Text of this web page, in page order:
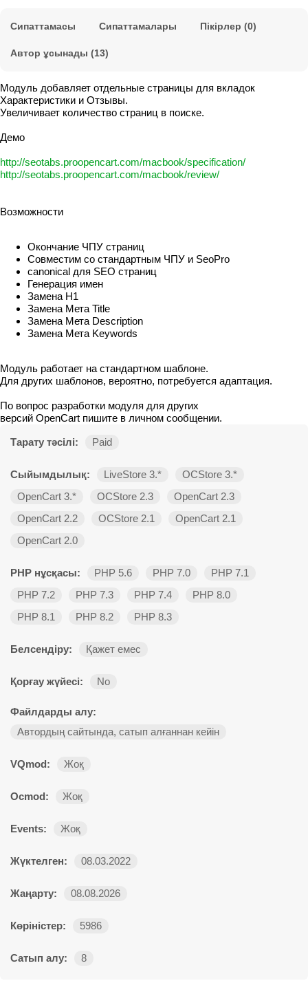
Сипаттамасы Сипаттамалары Пікірлер (0)
Автор ұсынады (13)
Модуль добавляет отдельные страницы для вкладок
Характеристики и Отзывы.
Увеличивает количество страниц в поиске.
Демо
http://seotabs.proopencart.com/macbook/specification/
http://seotabs.proopencart.com/macbook/review/
Возможности
Окончание ЧПУ страниц
Совместим со стандартным ЧПУ и SeoPro
canonical для SEO страниц
Генерация имен
Замена H1
Замена Мета Title
Замена Мета Description
Замена Мета Keywords
Модуль работает на стандартном шаблоне.
Для других шаблонов, вероятно, потребуется адаптация.
По вопрос разработки модуля для других
версий OpenCart пишите в личном сообщении.
Тарату тәсілі: Paid
Сыйымдылық: LiveStore 3.*
OCStore 3.*
OpenCart 3.*
OCStore 2.3
OpenCart 2.3
OpenCart 2.2
OCStore 2.1
OpenCart 2.1
OpenCart 2.0
PHP нұсқасы: PHP 5.6 PHP 7.0
PHP 7.1
PHP 7.2
PHP 7.3 PHP 7.4
PHP 8.0
PHP 8.1
PHP 8.2 PHP 8.3
Белсендіру: Қажет емес
Қорғау жүйесі: No
Файлдарды алу:
Автордың сайтында, сатып алғаннан кейін
VQmod: Жоқ
Ocmod: Жоқ
Events: Жоқ
Жүктелген: 08.03.2022
Жаңарту: 08.08.2026
Көріністер: 5986
Сатып алу: 8